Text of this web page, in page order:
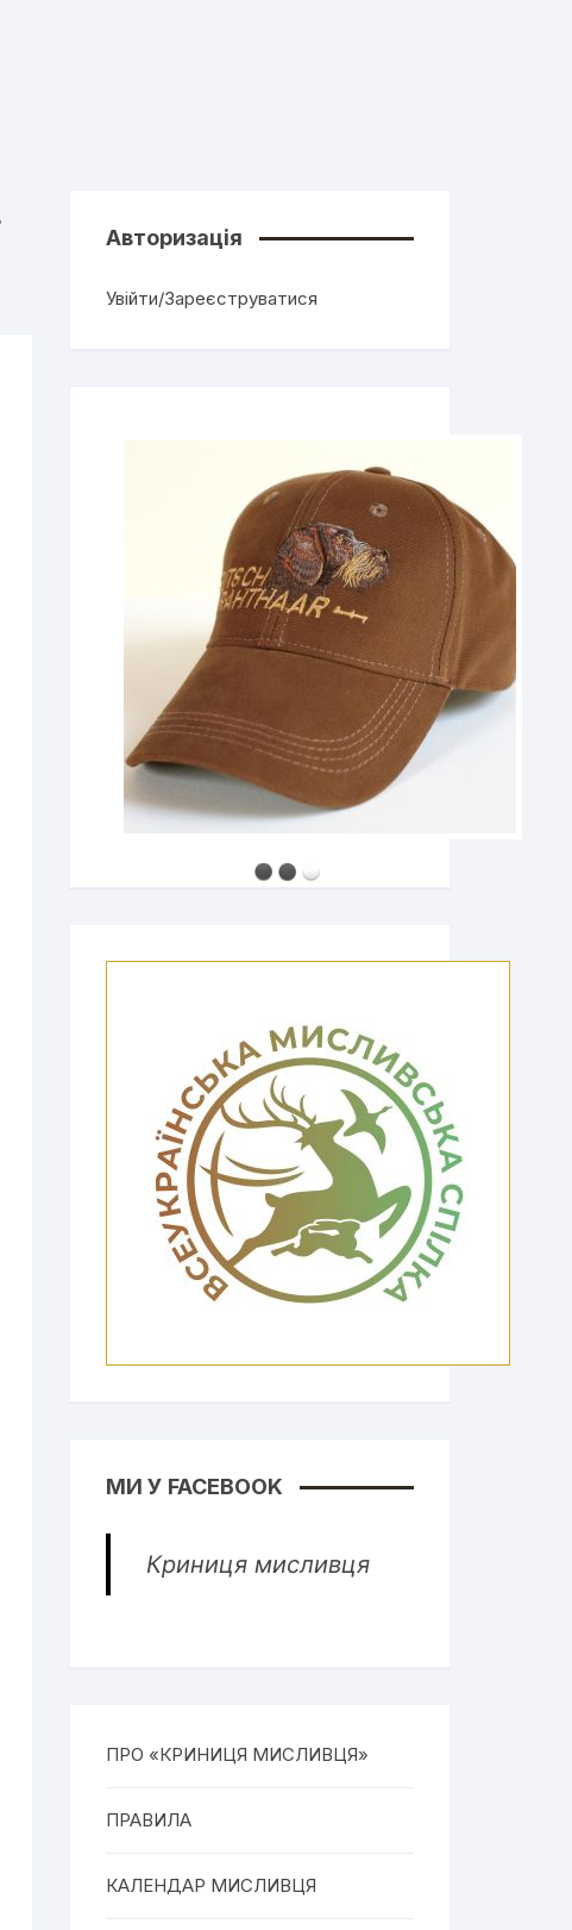
Авторизація
Увійти/Зареєструватися
Мисливський капелюх з широкими полями
МИ У FACEBOOK
Криниця мисливця
ПРО «КРИНИЦЯ МИСЛИВЦЯ»
ПРАВИЛА
КАЛЕНДАР МИСЛИВЦЯ